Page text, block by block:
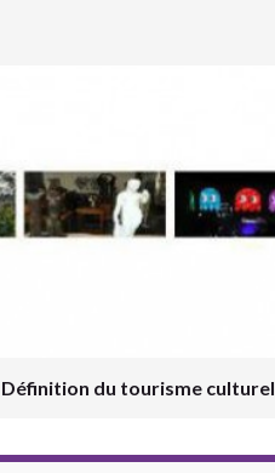
Définition du tourisme culturel